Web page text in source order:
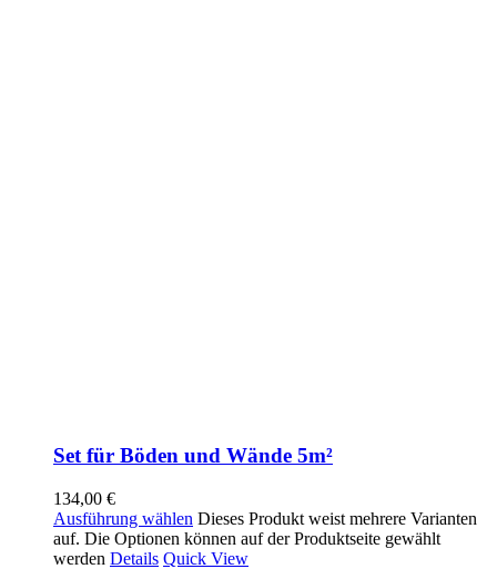
Set für Böden und Wände 5m²
134,00 €
Ausführung wählen Dieses Produkt weist mehrere Varianten
auf. Die Optionen können auf der Produktseite gewählt
werden Details Quick View